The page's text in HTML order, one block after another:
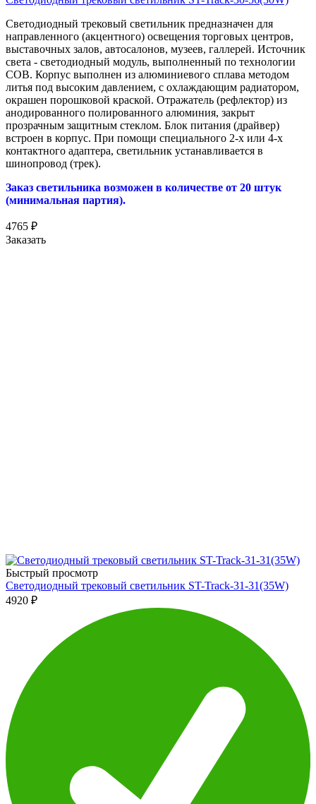
Светодиодный трековый светильник предназначен для
направленного (акцентного) освещения торговых центров,
выставочных залов, автосалонов, музеев, галлерей. Источник
света - светодиодный модуль, выполненный по технологии
COB. Корпус выполнен из алюминиевого сплава методом
литья под высоким давлением, с охлаждающим радиатором,
окрашен порошковой краской. Отражатель (рефлектор) из
анодированного полированного алюминия, закрыт
прозрачным защитным стеклом. Блок питания (драйвер)
встроен в корпус. При помощи специального 2-х или 4-х
контактного адаптера, светильник устанавливается в
шинопровод (трек).
Заказ светильника возможен в количестве от 20 штук
(минимальная партия).
4765 ₽
Заказать
Быстрый просмотр
Светодиодный трековый светильник ST-Track-31-31(35W)
4920 ₽